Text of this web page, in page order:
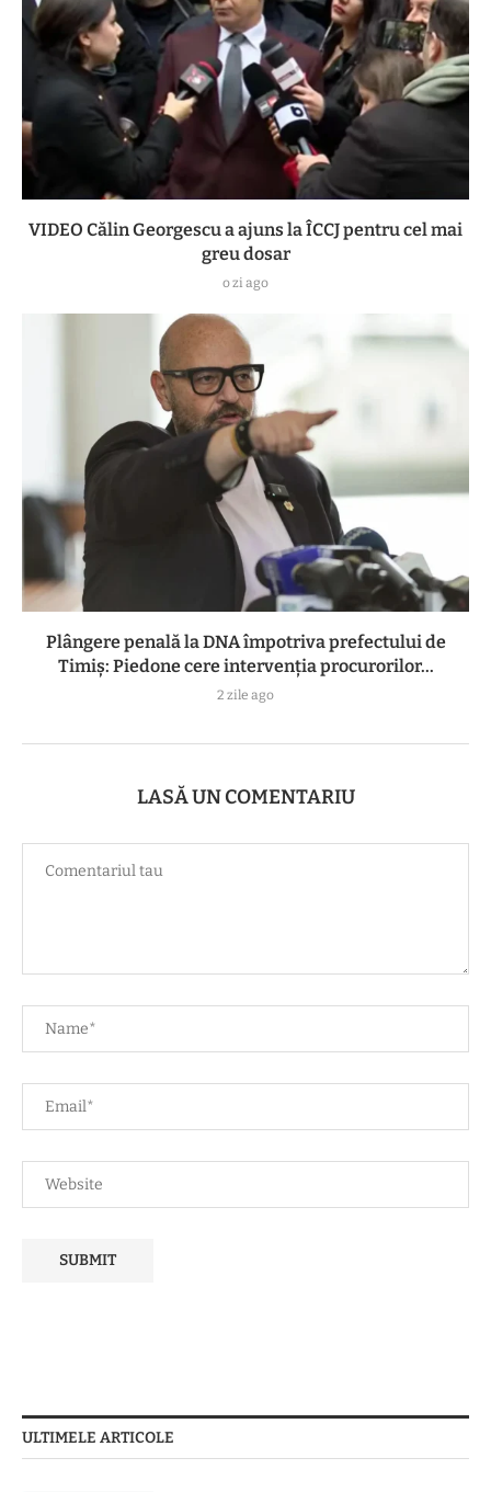
VIDEO Călin Georgescu a ajuns la ÎCCJ pentru cel mai
greu dosar
o zi ago
Plângere penală la DNA împotriva prefectului de
Timiș: Piedone cere intervenția procurorilor...
2 zile ago
LASĂ UN COMENTARIU
ULTIMELE ARTICOLE